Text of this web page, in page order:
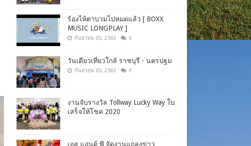
ร้องไห้ตาบวมไปหมดแล้ว [ BOXX
MUSIC LONGPLAY ]
กันยายน 05, 2563 0
วันเดียวเที่ยวใกล้ ราชบุรี - นครปฐม
กันยายน 05, 2563 0
งานจับรางวัล Tollway Lucky Way ใบ
เสร็จให้โชค 2020
เอส แอนด์ พี จัดงานแถลงข่าว